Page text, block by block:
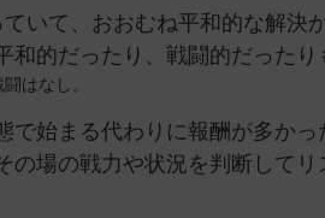
いて、おおむね平和的な解決
的だったり、戦闘的だったり
はなし。
で始まる代わりに報酬が多か
の場の戦力や状況を判断して